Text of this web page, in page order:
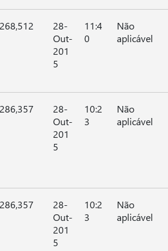
268,512
28-
Out-
201
5
11:4
0
Não
aplicável
286,357
28-
Out-
201
5
10:2
3
Não
aplicável
286,357
28-
Out-
201
5
10:2
3
Não
aplicável